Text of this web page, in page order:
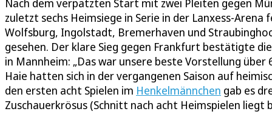
Nach dem verpatzten Start mit zwei Pleiten gegen
zuletzt sechs Heimsiege in Serie in der Lanxess-
Wolfsburg, Ingolstadt, Bremerhaven und
gesehen. Der klare Sieg gegen Frankfurt bestätigte
in Mannheim: „Das war unsere beste Vorstellung
Haie hatten sich in der vergangenen Saison auf
den ersten acht Spielen im Henkelmännchen gab es
Zuschauerkrösus (Schnitt nach acht Heimspielen liegt